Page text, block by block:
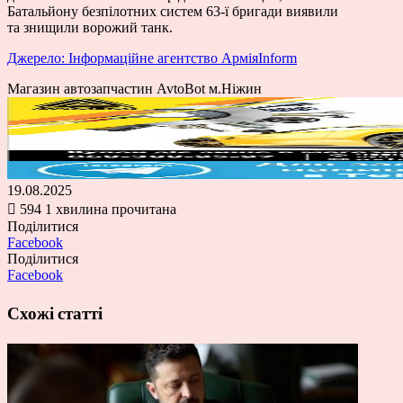
Батальйону безпілотних систем 63-ї бригади виявили
та знищили ворожий танк.
Джерело: Інформаційне агентство АрміяInform
Магазин автозапчастин AvtoBot м.Ніжин
19.08.2025
594 1 хвилина прочитана
Поділитися
Facebook
Поділитися
Facebook
Схожі статті